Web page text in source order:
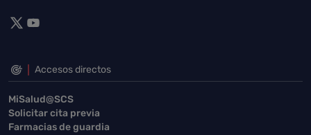
Accesos directos
MiSalud@SCS
Solicitar cita previa
Farmacias de guardia